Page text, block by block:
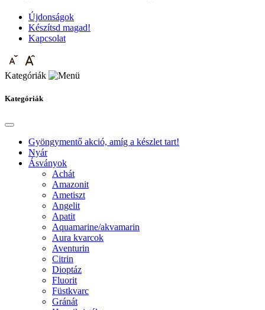
Újdonságok
Készítsd magad!
Kapcsolat
Kategóriák
Kategóriák
Gyöngymentő akció, amíg a készlet tart!
Nyár
Ásványok
Achát
Amazonit
Ametiszt
Angelit
Apatit
Aquamarine/akvamarin
Aura kvarcok
Aventurin
Citrin
Dioptáz
Fluorit
Füstkvarc
Gránát